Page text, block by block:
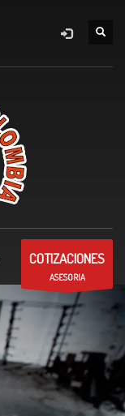
COTIZACIONES
ASESORIA